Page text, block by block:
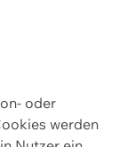
oder
werden